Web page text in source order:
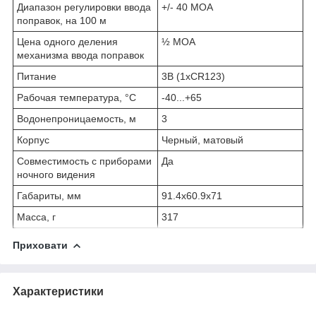
Диапазон регулировки ввода
поправок, на 100 м
+/- 40 MOA
Цена одного деления
механизма ввода поправок
½ MOA
Питание
3В (1xCR123)
Рабочая температура, °C
-40...+65
Водонепроницаемость, м
3
Корпус
Черный, матовый
Совместимость с приборами
ночного видения
Да
Габариты, мм
91.4x60.9x71
Масса, г
317
Приховати
Характеристики